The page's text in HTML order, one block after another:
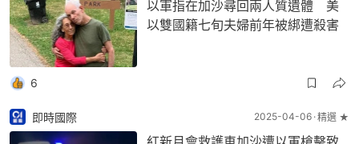
以軍指在加沙尋回兩人質遺體 美
以雙國籍七旬夫婦前年被綁遭殺害
6
即時國際 2025-04-06 精選 ★